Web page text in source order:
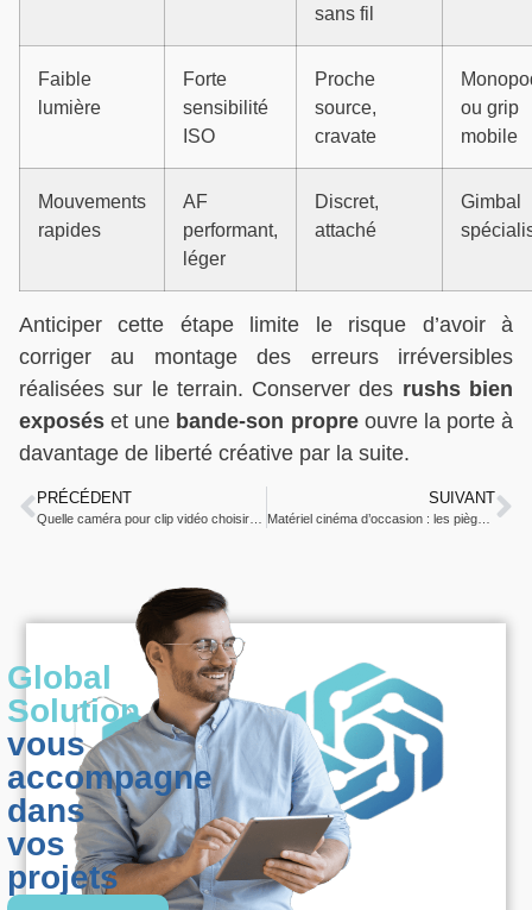
sans fil
Faible
lumière
Forte
sensibilité
ISO
Proche
source,
cravate
ou grip
mobile
Mouvements
rapides
AF
performant,
léger
Discret,
attaché
Gimbal
Anticiper cette étape limite le risque d’avoir à
corriger au montage des erreurs irréversibles
réalisées sur le terrain. Conserver des rushs bien
exposés et une bande-son propreouvre la porte à
davantage de liberté créative par la suite.
PRÉCÉDENT SUIVANT
Matériel cinéma d’occasion : les pièges à éviter avant d’acheter
Global
Solution
vous
accompagne
dans
vos
projets